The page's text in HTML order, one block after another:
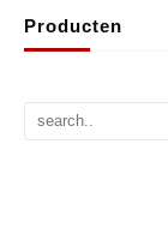
Producten